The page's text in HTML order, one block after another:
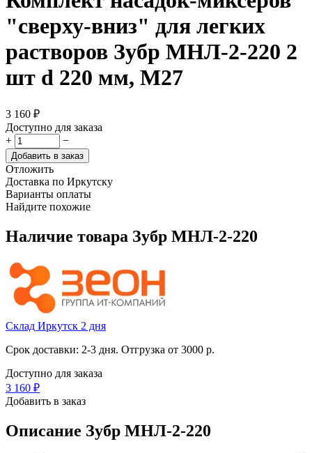
"сверху-вниз" для легких
растворов Зубр МНЛ-2-220 2
шт d 220 мм, М27
3 160 ₽
Доступно для заказа
+
−
Добавить в заказ
Отложить
Доставка по Иркутску
Варианты оплаты
Найдите похожие
Наличие товара Зубр МНЛ-2-220
Склад Иркутск 2 дня
Срок доставки: 2-3 дня. Отгрузка от 3000 р.
Доступно для заказа
3 160 ₽
Добавить в заказ
Описание Зубр МНЛ-2-220